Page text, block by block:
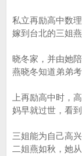
私立再励高中数
嫁到台北的三姐燕
晓冬家，并由她
燕晓冬知道弟弟考
上再励高中时，
妈早就过世，看到
三姐能为自己高
二姐燕如秋，她从